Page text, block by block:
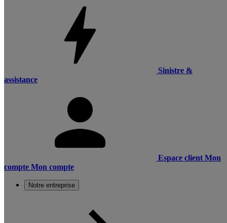
Sinistre &
assistance
Espace client Mon
compte Mon compte
Notre entreprise